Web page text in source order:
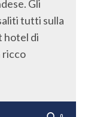
tutti sulla
hotel di
ricco